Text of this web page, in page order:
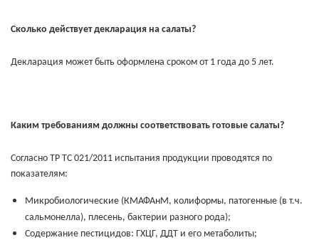
Сколько действует декларация на салаты?
Декларация может быть оформлена сроком от 1 года до 5 лет.
Каким требованиям должны соответствовать готовые салаты?
Согласно ТР ТС 021/2011 испытания продукции проводятся по
показателям:
Микробиологические (КМАФАнМ, колиформы, патогенные (в т.ч.
сальмонелла), плесень, бактерии разного рода);
Содержание пестицидов: ГХЦГ, ДДТ и его метаболиты;